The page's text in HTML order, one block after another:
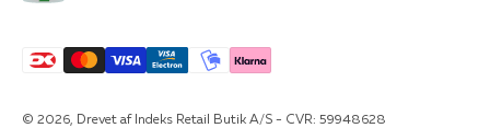
© 2026, Drevet af Indeks Retail Butik A/S - CVR: 59948628